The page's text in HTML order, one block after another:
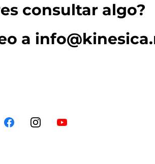
consultar algo?
a